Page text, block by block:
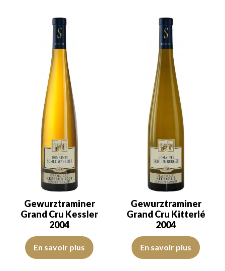
Gewurztraminer
Grand Cru Kessler
2004
La robe est jaune dorée avec des reflets clairs de belle
En savoir plus
Gewurztraminer
Grand Cru Kitterlé
2004
La robe est jaune dorée
En savoir plus